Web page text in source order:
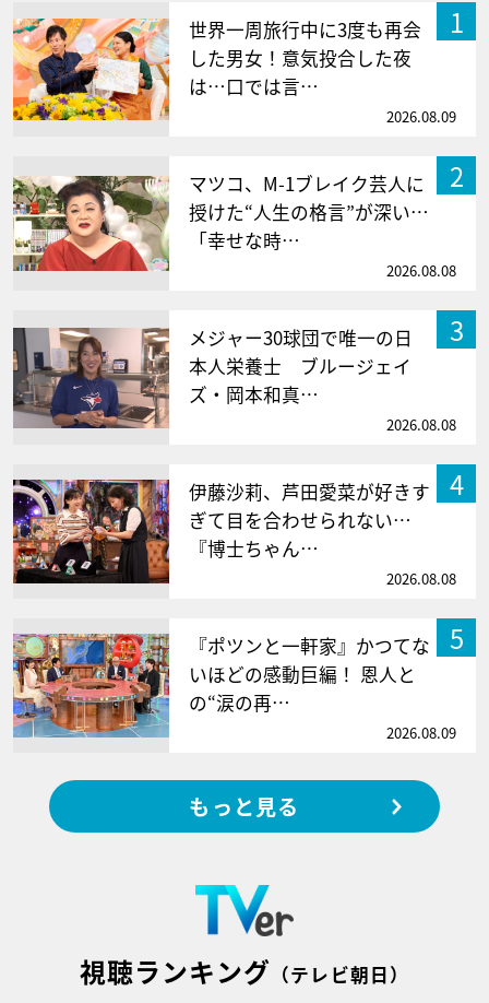
1
世界一周旅行中に3度も再会
した男女！意気投合した夜
は…口では言…
2026.08.09
2
マツコ、M-1ブレイク芸人に
授けた“人生の格言”が深い…
「幸せな時…
2026.08.08
3
メジャー30球団で唯一の日
本人栄養士 ブルージェイ
ズ・岡本和真…
2026.08.08
4
伊藤沙莉、芦田愛菜が好きす
ぎて目を合わせられない…
『博士ちゃん…
2026.08.08
5
『ポツンと一軒家』かつてな
いほどの感動巨編！ 恩人と
の“涙の再…
2026.08.09
もっと見る
視聴ランキング （テレビ朝日）